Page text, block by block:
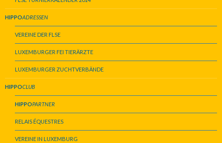
HIPPOADRESSEN
VEREINE DER FLSE
LUXEMBURGER FEI TIERÄRZTE
LUXEMBURGER ZUCHTVERBÄNDE
HIPPOCLUB
HIPPOPARTNER
RELAIS ÉQUESTRES
VEREINE IN LUXEMBURG